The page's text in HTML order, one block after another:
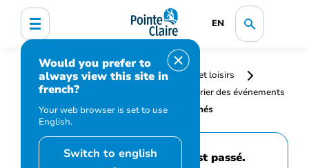
EN
Would you prefer to
always view this site in
french?
Your web browser is set to use
English.
Switch to english
Accueil
Bibliothèque, culture, sports et loisirs
Programmation et inscription
Calendrier des événements
et activités
Yoga en douceur pour aînés
Cet événement est passé.